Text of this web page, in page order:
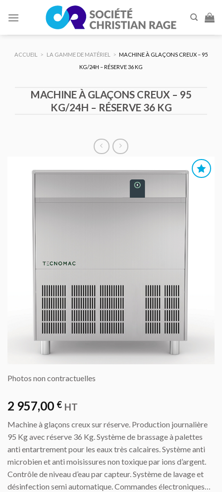
ACCUEIL > LA GAMME DE MATÉRIEL > MACHINE À GLAÇONS CREUX – 95
KG/24H – RÉSERVE 36 KG
MACHINE À GLAÇONS CREUX – 95
KG/24H – RÉSERVE 36 KG
AU DEVIS
Photos non contractuelles
2 957,00 € HT
Machine à glaçons creux sur réserve. Production journalière
95 Kg avec réserve 36 Kg. Système de brassage à palettes
anti entartrement pour les eaux très calcaires. Système anti
microbien et anti moisissures non toxique par ions d’argent.
Contrôle de niveau d’eau par capteur. Système de lavage et
désinfection semi automatique. Commandes électroniques…